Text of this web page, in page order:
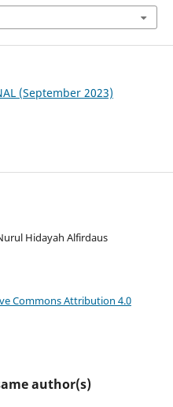
(September 2023)
Hidayah Alfirdaus
Commons Attribution 4.0
author(s)